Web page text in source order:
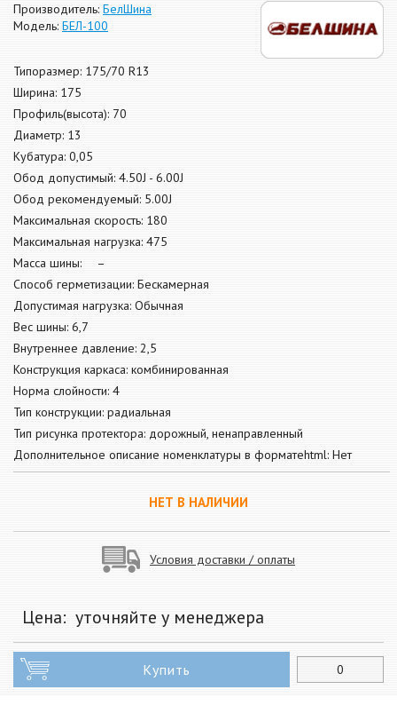
Производитель: БелШина
Модель: БЕЛ-100
Типоразмер: 175/70 R13
Ширина: 175
Профиль(высота): 70
Диаметр: 13
Кубатура: 0,05
Обод допустимый: 4.50J - 6.00J
Обод рекомендуемый: 5.00J
Максимальная скорость: 180
Максимальная нагрузка: 475
Масса шины: –
Способ герметизации: Бескамерная
Допустимая нагрузка: Обычная
Вес шины: 6,7
Внутреннее давление: 2,5
Конструкция каркаса: комбинированная
Норма слойности: 4
Тип конструкции: радиальная
Тип рисунка протектора: дорожный, ненаправленный
Дополнительное описание номенклатуры в форматеhtml: Нет
НЕТ В НАЛИЧИИ
Условия доставки / оплаты
Цена: уточняйте у менеджера
Купить